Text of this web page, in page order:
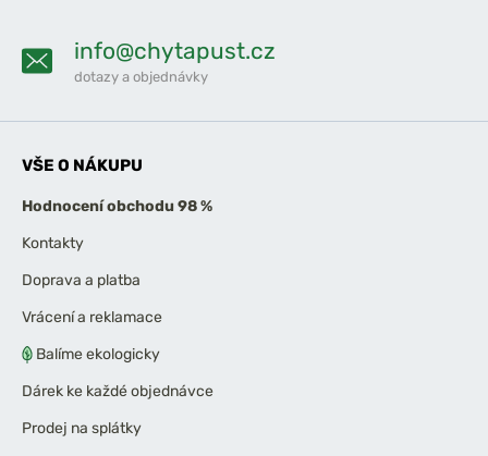
info@chytapust.cz
dotazy a objednávky
VŠE O NÁKUPU
Hodnocení obchodu 98 %
Kontakty
Doprava a platba
Vrácení a reklamace
Balíme ekologicky
Dárek ke každé objednávce
Prodej na splátky